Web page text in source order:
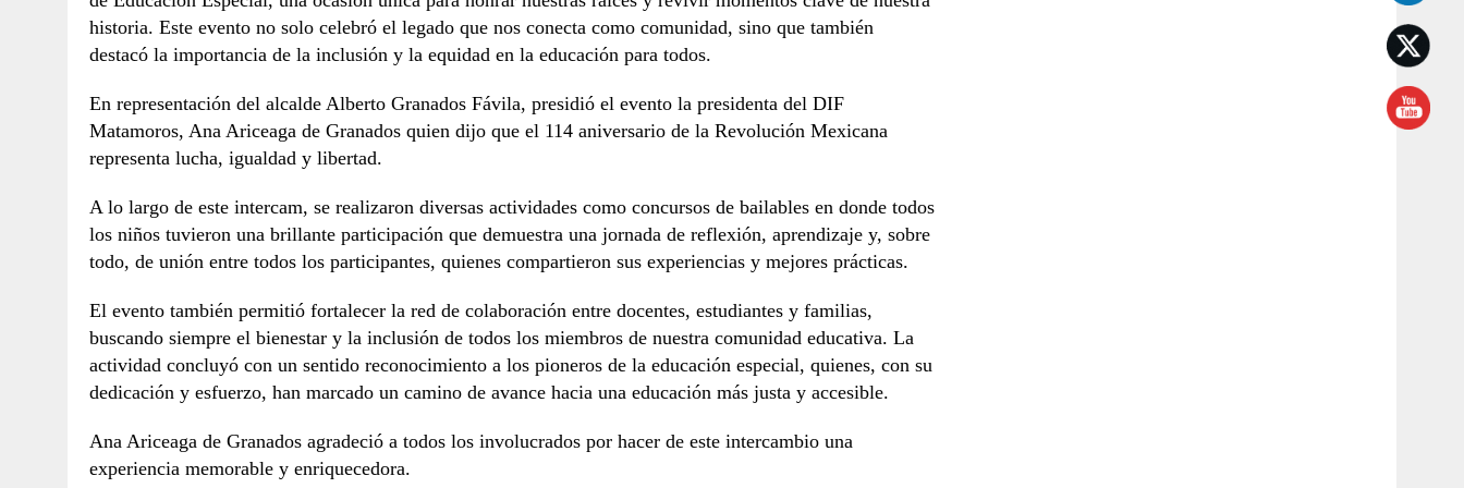
historia. Este evento no solo celebró el legado que nos conecta como comunidad, sino que también
destacó la importancia de la inclusión y la equidad en la educación para todos.
En representación del alcalde Alberto Granados Fávila, presidió el evento la presidenta del DIF
Matamoros, Ana Ariceaga de Granados quien dijo que el 114 aniversario de la Revolución Mexicana
representa lucha, igualdad y libertad.
A lo largo de este intercam, se realizaron diversas actividades como concursos de bailables en donde todos
los niños tuvieron una brillante participación que demuestra una jornada de reflexión, aprendizaje y, sobre
todo, de unión entre todos los participantes, quienes compartieron sus experiencias y mejores prácticas.
El evento también permitió fortalecer la red de colaboración entre docentes, estudiantes y familias,
buscando siempre el bienestar y la inclusión de todos los miembros de nuestra comunidad educativa. La
actividad concluyó con un sentido reconocimiento a los pioneros de la educación especial, quienes, con su
dedicación y esfuerzo, han marcado un camino de avance hacia una educación más justa y accesible.
Ana Ariceaga de Granados agradeció a todos los involucrados por hacer de este intercambio una
experiencia memorable y enriquecedora.